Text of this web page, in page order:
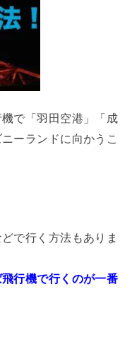
で「羽田空港」「成
ーランドに向かうこ
で行く方法もありま
行機で行くのが一番